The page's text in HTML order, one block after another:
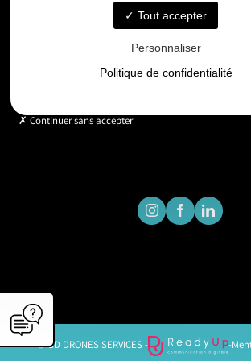
Horaires
Lundi - Vendredi : 9h - 18h
© GD DRONES SERVICES - -
Tout accepter
Personnaliser
Politique de confidentialité
Continuer sans accepter